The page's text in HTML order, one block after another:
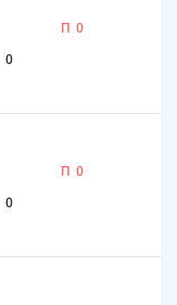
П 0
0
П 0
0